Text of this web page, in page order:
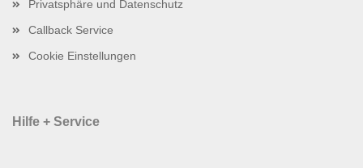
Privatsphäre und Datenschutz
Callback Service
Cookie Einstellungen
Hilfe + Service